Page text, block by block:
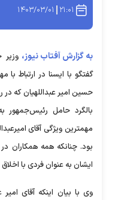
۲۱:۰۱ ۱۴۰۳/۰۳/۰۱
به گزارش آفتاب نیوز،
گفتگو با ایسنا در ارتباط
حسین امیر عبداللهیان که در
بالگرد حامل رئیس‌جمهور
مهمترین ویژگی آقای
بود. چنانکه همه همکاران
ایشان به عنوان فردی با
وی با بیان اینکه آقای